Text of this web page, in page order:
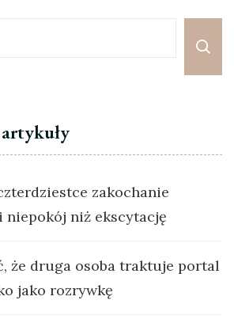
zakochanie
niepokój niż ekscytację
że druga osoba traktuje portal
jako rozrywkę